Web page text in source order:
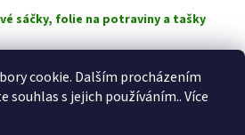
cookie. Dalším procházením
s jejich používáním.. Více
sáčky, folie na potraviny a tašky